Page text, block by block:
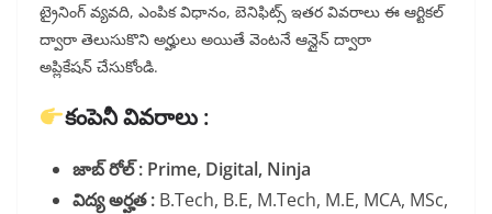
ట్రైనింగ్ వ్యవది, ఎంపిక విధానం, బెనిఫిట్స్ ఇతర వివరాలు ఈ ఆర్టికల్
ద్వారా తెలుసుకొని అర్హులు అయితే వెంటనే ఆన్లైన్ ద్వారా
అప్లికేషన్ చేసుకోండి.
కంపెనీ వివరాలు :
జాబ్ రోల్ : Prime, Digital, Ninja
విద్య అర్హత : B.Tech, B.E, M.Tech, M.E, MCA, MSc,